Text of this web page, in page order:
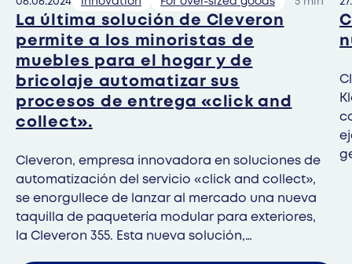
La última solución de Cleveron
permite a los minoristas de
muebles para el hogar y de
bricolaje automatizar sus
procesos de entrega «click and
collect».
Cleveron, empresa innovadora en soluciones de
automatización del servicio «click and collect»,
se enorgullece de lanzar al mercado una nueva
taquilla de paquetería modular para exteriores,
la Cleveron 355. Esta nueva solución,